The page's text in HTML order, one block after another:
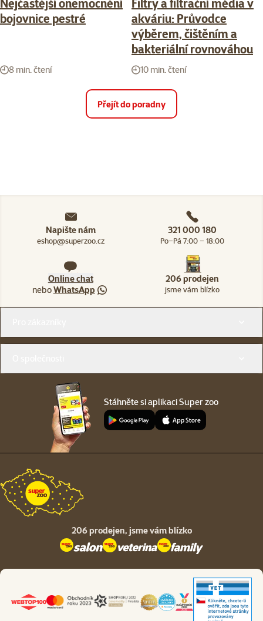
Nejčastější onemocnění
bojovnice pestré
8 min. čtení
Filtry a filtrační média v
akváriu: Průvodce
výběrem, čištěním a
bakteriální rovnováhou
10 min. čtení
Přejít do poradny
Napište nám
eshop@superzoo.cz
321 000 180
Po–Pá 7:00 – 18:00
Online chat
neboWhatsApp
206 prodejen
jsme vám blízko
Stáhněte si aplikaci Super zoo
206 prodejen, jsme vám blízko